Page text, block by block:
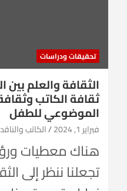
تحقيقات ودراسات
الثقافة والعلم بين
ثقافة الكاتب
الموضوعي للطفل
فبراير 1, 2024 الكاتب
هناك معطيات
تجعلنا ننظر إلى